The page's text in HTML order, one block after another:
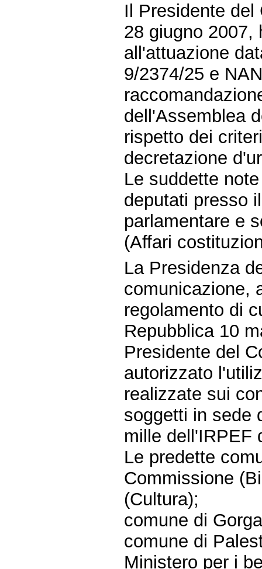
Il Presidente
28 giugno 2007,
all'attuazione
9/2374/25 e
dell'Assemblea
rispetto dei
decretazione
Le suddette
deputati presso
parlamentare e
(Affari
La Presidenza
comunicazione,
regolamento di
Repubblica 10
Presidente del
autorizzato
realizzate sui
soggetti in sede
mille dell'IRPEF
Le predette
Commissione
(Cultura);
comune di
comune di
Ministero per i